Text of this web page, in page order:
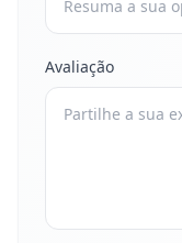
Avaliação